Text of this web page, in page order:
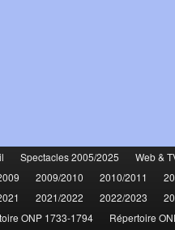
Spectacles 2005/2025 Web &
2009/2010 2010/2011
2021/2022 2022/2023
ONP 1733-1794
Répertoire